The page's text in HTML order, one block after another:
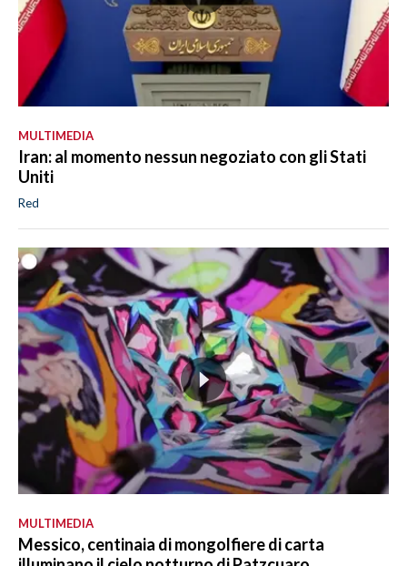
MULTIMEDIA
Iran: al momento nessun negoziato con gli Stati
Uniti
Red
MULTIMEDIA
Messico, centinaia di mongolfiere di carta